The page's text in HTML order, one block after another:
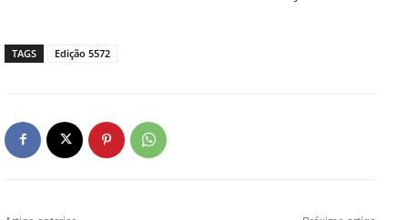
TAGS Edição 5572